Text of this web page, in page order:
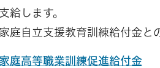
給します。
庭自立支援教育訓練給付金と
庭高等職業訓練促進給付金